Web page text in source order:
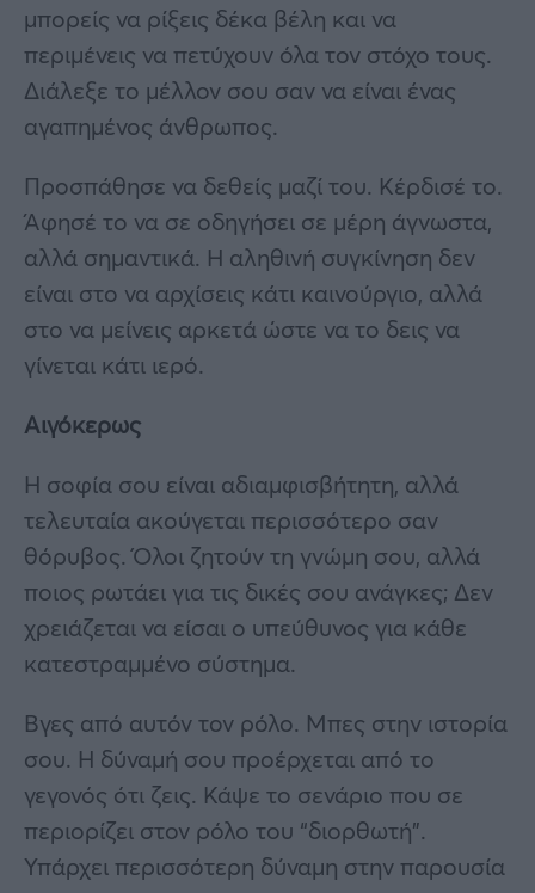
μπορείς να ρίξεις δέκα βέλη και να
περιμένεις να πετύχουν όλα τον στόχο τους.
Διάλεξε το μέλλον σου σαν να είναι ένας
αγαπημένος άνθρωπος.
Προσπάθησε να δεθείς μαζί του. Κέρδισέ το.
Άφησέ το να σε οδηγήσει σε μέρη άγνωστα,
αλλά σημαντικά. Η αληθινή συγκίνηση δεν
είναι στο να αρχίσεις κάτι καινούργιο, αλλά
στο να μείνεις αρκετά ώστε να το δεις να
γίνεται κάτι ιερό.
Αιγόκερως
Η σοφία σου είναι αδιαμφισβήτητη, αλλά
τελευταία ακούγεται περισσότερο σαν
θόρυβος. Όλοι ζητούν τη γνώμη σου, αλλά
ποιος ρωτάει για τις δικές σου ανάγκες; Δεν
χρειάζεται να είσαι ο υπεύθυνος για κάθε
κατεστραμμένο σύστημα.
Βγες από αυτόν τον ρόλο. Μπες στην ιστορία
σου. Η δύναμή σου προέρχεται από το
γεγονός ότι ζεις. Κάψε το σενάριο που σε
περιορίζει στον ρόλο του “διορθωτή”.
Υπάρχει περισσότερη δύναμη στην παρουσία